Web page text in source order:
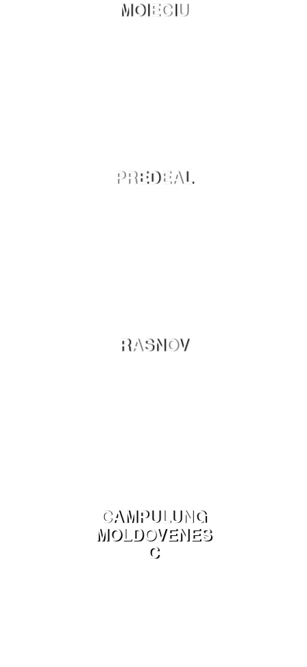
MOIECIU
PREDEAL
RASNOV
CAMPULUNG
MOLDOVENES
C